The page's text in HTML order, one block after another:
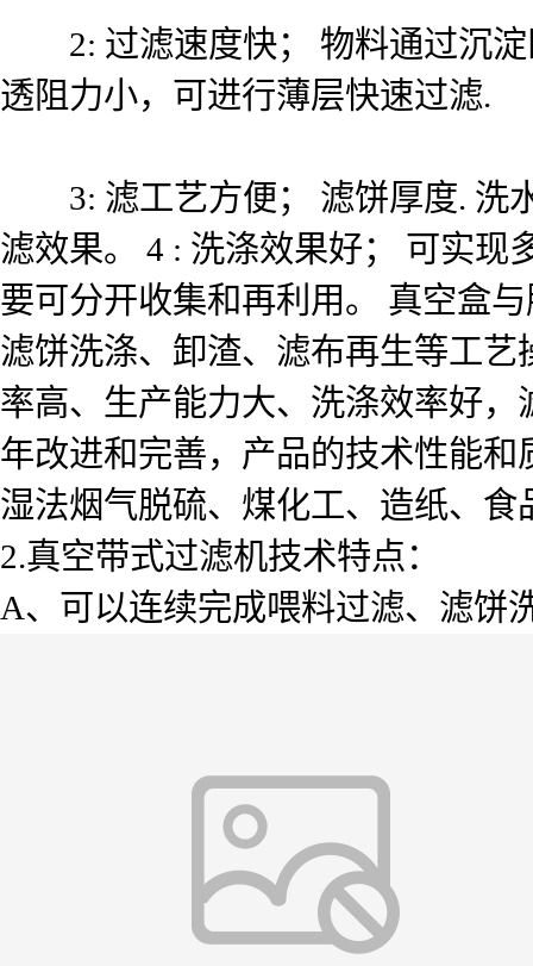
2: 过滤速度快； 物料通过沉淀
透阻力小，可进行薄层快速过滤.
3: 滤工艺方便； 滤饼厚度. 洗水
滤效果。 4 : 洗涤效果好； 可实现
要可分开收集和再利用。 真空盒
滤饼洗涤、卸渣、滤布再生等工
率高、生产能力大、洗涤效率好
年改进和完善，产品的技术性能
湿法烟气脱硫、煤化工、造纸、
2.真空带式过滤机技术特点：
A、可以连续完成喂料过滤、滤饼